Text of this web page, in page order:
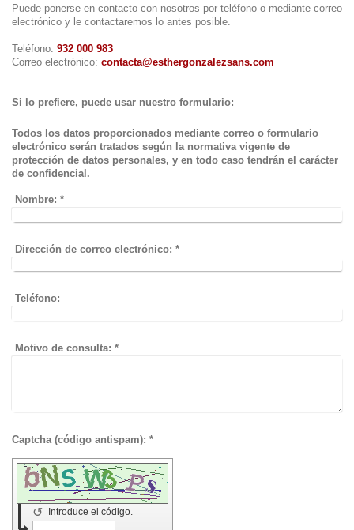
Puede ponerse en contacto con nosotros por teléfono o mediante correo
electrónico y le contactaremos lo antes posible.
Teléfono: 932 000 983
Correo electrónico: contacta@esthergonzalezsans.com
Si lo prefiere, puede usar nuestro formulario:
Todos los datos proporcionados mediante correo o formulario
electrónico serán tratados según la normativa vigente de
protección de datos personales, y en todo caso tendrán el carácter
de confidencial.
Nombre: *
Dirección de correo electrónico: *
Teléfono:
Motivo de consulta: *
Captcha (código antispam): *
Introduce el código.
↺